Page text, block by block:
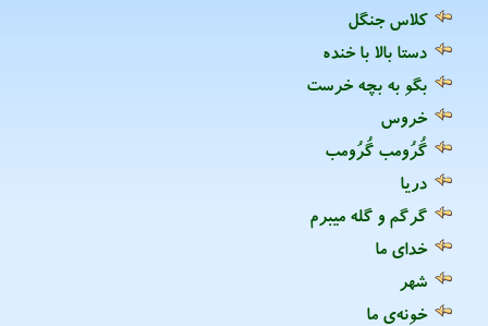
کلاس جنگل
دستا بالا با خنده
بگو به بچه خرست
خروس
گُرُومب گُرُومب
دریا
گرگم و گله میبرم
خدای ما
شهر
خونه‌ی ما